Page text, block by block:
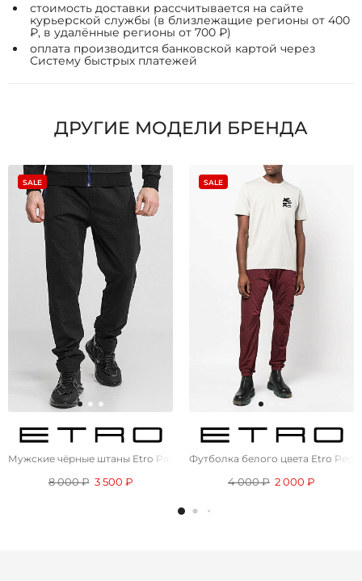
стоимость доставки рассчитывается на сайте
курьерской службы (в близлежащие регионы от 400
₽, в удалённые регионы от 700 ₽)
оплата производится банковской картой через
Систему быстрых платежей
ДРУГИЕ МОДЕЛИ БРЕНДА
SALE
Мужские чёрные штаны Etro Paisley Logo
8 000 ₽ 3 500 ₽
SALE
Футболка белого цвета Etro
4 000 ₽ 2 000 ₽